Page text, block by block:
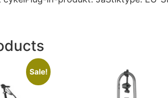
Sale!